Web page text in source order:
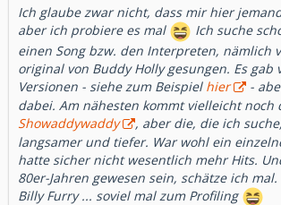
Ich glaube zwar nicht, dass mir hier
aber ich probiere es mal
Ich suche
einen Song bzw. den Interpreten, nämlich
original von Buddy Holly gesungen. Es gab
Versionen - siehe zum Beispiel hier
-
dabei. Am nähesten kommt vielleicht noch
Showaddywaddy
, aber die, die ich
langsamer und tiefer. War wohl ein
hatte sicher nicht wesentlich mehr Hits.
80er-Jahren gewesen sein, schätze ich
Billy Furry ... soviel mal zum Profiling